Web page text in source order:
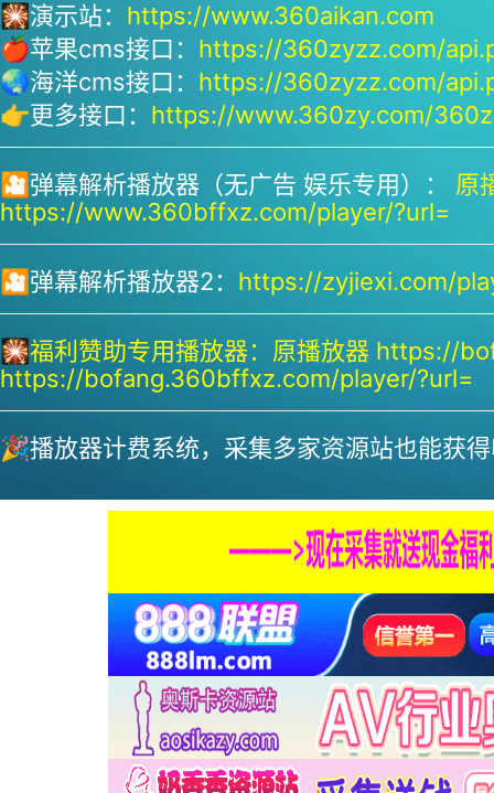
🎇演示站： https://www.360aikan.com
🍎苹果cms接口： https://360zyzz.com/
🌏海洋cms接口： https://360zyzz.com/
👉更多接口： https://www.360zy.com/
🎦弹幕解析播放器（无广告 娱乐专用）： 原
https://www.360bffxz.com/player/?url=
🎦弹幕解析播放器2： https://zyjiexi.com/
🎇福利赞助专用播放器： 原播放器 https://
https://bofang.360bffxz.com/player/?url=
🎉播放器计费系统，采集多家资源站也能获